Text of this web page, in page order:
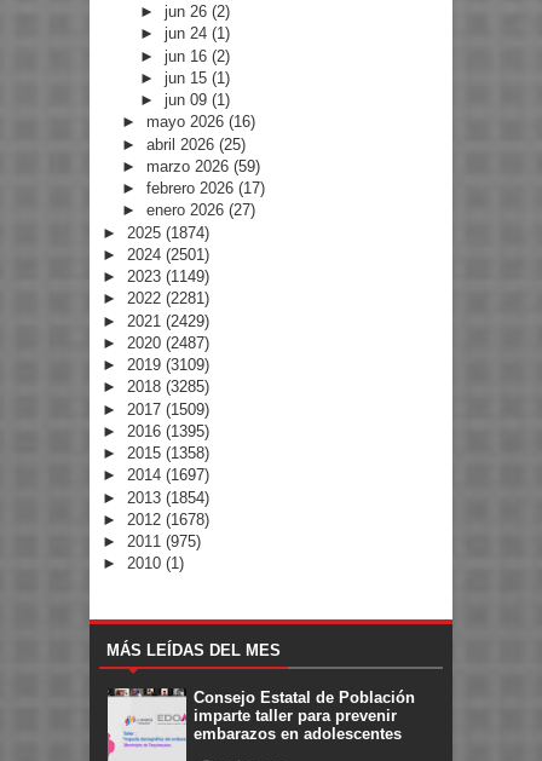
►jun 26(2)
►jun 24(1)
►jun 16(2)
►jun 15(1)
►jun 09(1)
► mayo 2026 (16)
► abril 2026 (25)
► marzo 2026 (59)
► febrero 2026 (17)
► enero 2026 (27)
► 2025 (1874)
► 2024 (2501)
► 2023 (1149)
► 2022 (2281)
► 2021 (2429)
► 2020 (2487)
► 2019 (3109)
► 2018 (3285)
► 2017 (1509)
► 2016 (1395)
► 2015 (1358)
► 2014 (1697)
► 2013 (1854)
► 2012 (1678)
► 2011 (975)
► 2010 (1)
MÁS LEÍDAS DEL MES
Consejo Estatal de Población
imparte taller para prevenir
embarazos en adolescentes